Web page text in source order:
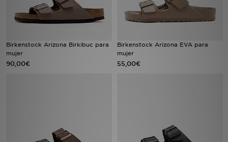
Birkenstock Arizona Birkibuc para
mujer
90,00€
Birkenstock Arizona EVA para
mujer
55,00€